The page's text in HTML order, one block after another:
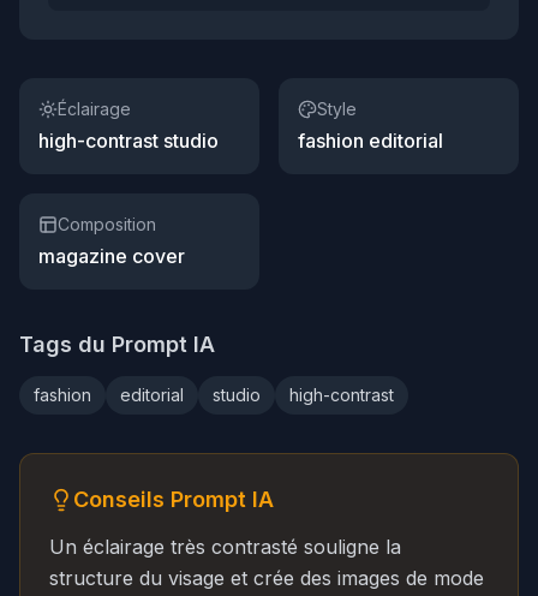
Éclairage
high-contrast studio
Style
fashion editorial
Composition
magazine cover
Tags du Prompt IA
fashion editorial studio high-contrast
Conseils Prompt IA
Un éclairage très contrasté souligne la
structure du visage et crée des images de mode